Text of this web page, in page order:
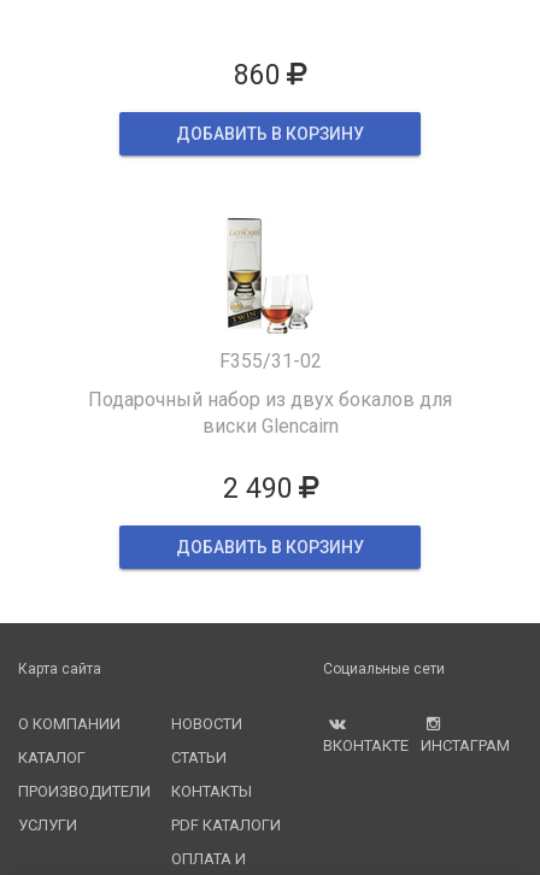
860
ДОБАВИТЬ В КОРЗИНУ
F355/31-02
Подарочный набор из двух бокалов для
виски Glencairn
2 490
ДОБАВИТЬ В КОРЗИНУ
Карта сайта
О КОМПАНИИ
КАТАЛОГ
ПРОИЗВОДИТЕЛИ
УСЛУГИ
НОВОСТИ
СТАТЬИ
КОНТАКТЫ
PDF КАТАЛОГИ
ОПЛАТА И
Социальные сети
ВКОНТАКТЕ ИНСТАГРАМ